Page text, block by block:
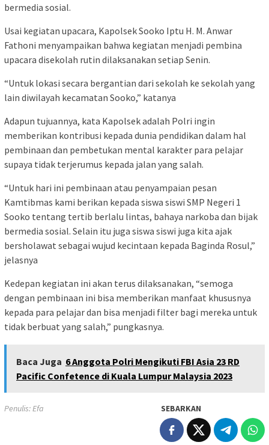
bermedia sosial.
Usai kegiatan upacara, Kapolsek Sooko Iptu H. M. Anwar
Fathoni menyampaikan bahwa kegiatan menjadi pembina
upacara disekolah rutin dilaksanakan setiap Senin.
“Untuk lokasi secara bergantian dari sekolah ke sekolah yang
lain diwilayah kecamatan Sooko,” katanya
Adapun tujuannya, kata Kapolsek adalah Polri ingin
memberikan kontribusi kepada dunia pendidikan dalam hal
pembinaan dan pembetukan mental karakter para pelajar
supaya tidak terjerumus kepada jalan yang salah.
“Untuk hari ini pembinaan atau penyampaian pesan
Kamtibmas kami berikan kepada siswa siswi SMP Negeri 1
Sooko tentang tertib berlalu lintas, bahaya narkoba dan bijak
bermedia sosial. Selain itu juga siswa siswi juga kita ajak
bersholawat sebagai wujud kecintaan kepada Baginda Rosul,”
jelasnya
Kedepan kegiatan ini akan terus dilaksanakan, “semoga
dengan pembinaan ini bisa memberikan manfaat khususnya
kepada para pelajar dan bisa menjadi filter bagi mereka untuk
tidak berbuat yang salah,” pungkasnya.
Baca Juga 6 Anggota Polri Mengikuti FBI Asia 23 RD
Pacific Confetence di Kuala Lumpur Malaysia 2023
Penulis: Efa SEBARKAN